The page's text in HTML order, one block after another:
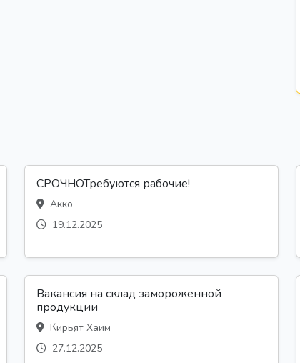
СРОЧНОТребуются рабочие!
Акко
19.12.2025
Вакансия на склад замороженной
продукции
Кирьят Хаим
27.12.2025